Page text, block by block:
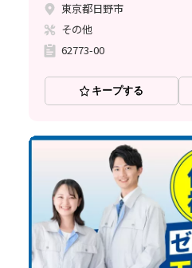
東京都日野市
その他
62773-00
キープする